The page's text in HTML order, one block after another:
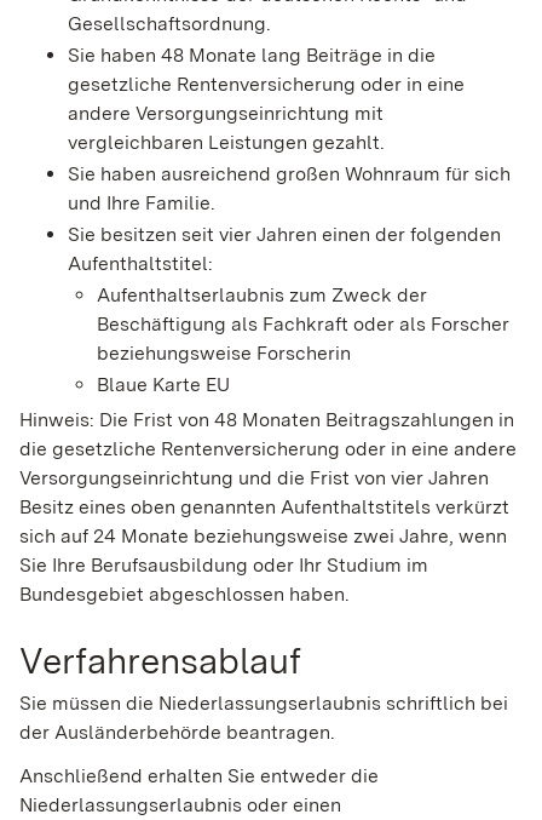
Gesellschaftsordnung.
Sie haben 48 Monate lang Beiträge in die
gesetzliche Rentenversicherung oder in eine
andere Versorgungseinrichtung mit
vergleichbaren Leistungen gezahlt.
Sie haben ausreichend großen Wohnraum für sich
und Ihre Familie.
Sie besitzen seit vier Jahren einen der folgenden
Aufenthaltstitel:
Aufenthaltserlaubnis zum Zweck der
Beschäftigung als Fachkraft oder als Forscher
beziehungsweise Forscherin
Blaue Karte EU
Hinweis: Die Frist von 48 Monaten Beitragszahlungen in
die gesetzliche Rentenversicherung oder in eine andere
Versorgungseinrichtung und die Frist von vier Jahren
Besitz eines oben genannten Aufenthaltstitels verkürzt
sich auf 24 Monate beziehungsweise zwei Jahre, wenn
Sie Ihre Berufsausbildung oder Ihr Studium im
Bundesgebiet abgeschlossen haben.
Verfahrensablauf
Sie müssen die Niederlassungserlaubnis schriftlich bei
der Ausländerbehörde beantragen.
Anschließend erhalten Sie entweder die
Niederlassungserlaubnis oder einen